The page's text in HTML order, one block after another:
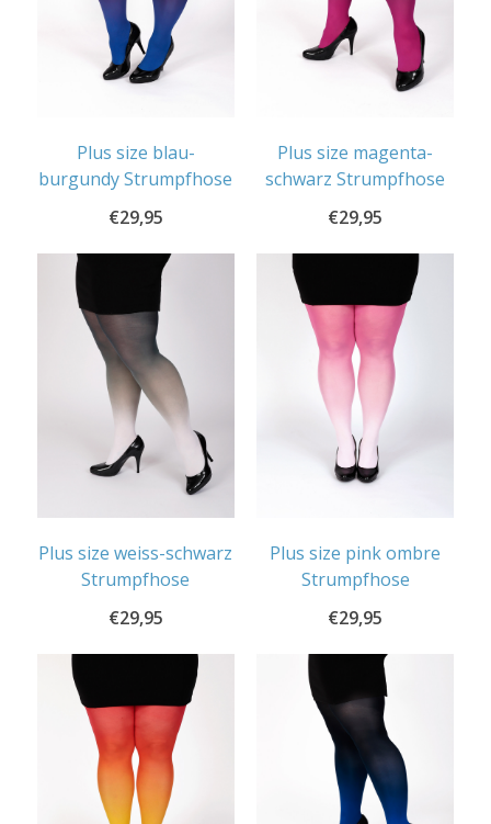
Plus size blau-
burgundy Strumpfhose
€29,95
Plus size magenta-
schwarz Strumpfhose
€29,95
Plus size weiss-schwarz
Strumpfhose
€29,95
Plus size pink ombre
Strumpfhose
€29,95